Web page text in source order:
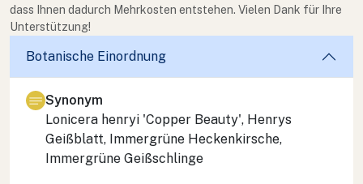
dass Ihnen dadurch Mehrkosten entstehen. Vielen Dank für Ihre
Unterstützung!
Botanische Einordnung
Synonym
Lonicera henryi 'Copper Beauty', Henrys
Geißblatt, Immergrüne Heckenkirsche,
Immergrüne Geißschlinge